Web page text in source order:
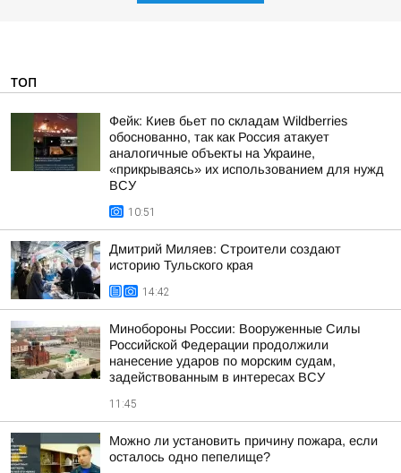
ТОП
Фейк: Киев бьет по складам Wildberries
обоснованно, так как Россия атакует
аналогичные объекты на Украине,
«прикрываясь» их использованием для нужд
ВСУ
10:51
Дмитрий Миляев: Строители создают
историю Тульского края
14:42
Минобороны России: Вооруженные Силы
Российской Федерации продолжили
нанесение ударов по морским судам,
задействованным в интересах ВСУ
11:45
Можно ли установить причину пожара, если
осталось одно пепелище?